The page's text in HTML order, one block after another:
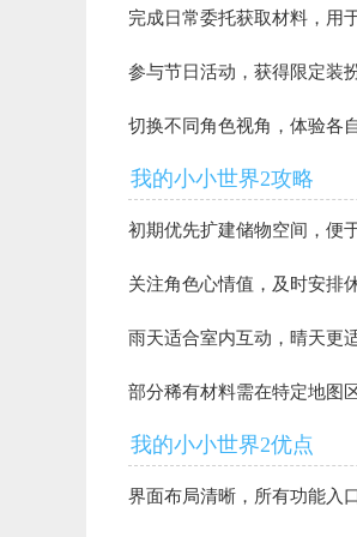
完成日常委托获取材料，用
参与节日活动，获得限定装
切换不同角色视角，体验各
我的小小世界2攻略
初期优先扩建储物空间，便
关注角色心情值，及时安排
雨天适合室内互动，晴天更
部分稀有材料需在特定地图
我的小小世界2优点
界面布局清晰，所有功能入